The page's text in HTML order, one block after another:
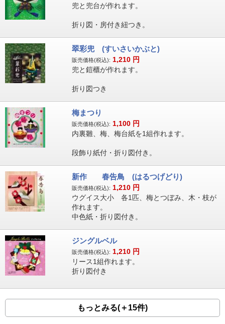
兜と兜台が作れます。
折り図・房付き紐つき。
翠彩兜 (すいさいかぶと)
販売価格(税込): 1,210 円
兜と鎧櫃が作れます。
折り図つき
梅まつり
販売価格(税込): 1,100 円
内裏雛、梅、梅台紙を1組作れます。
段飾り紙付・折り図付き。
新作 春告鳥 (はるつげどり)
販売価格(税込): 1,210 円
ウグイス大小 各1匹、梅とつぼみ、木・枝が
作れます。
中色紙・折り図付き。
ジングルベル
販売価格(税込): 1,210 円
リース1組作れます。
折り図付き
もっとみる(＋15件)